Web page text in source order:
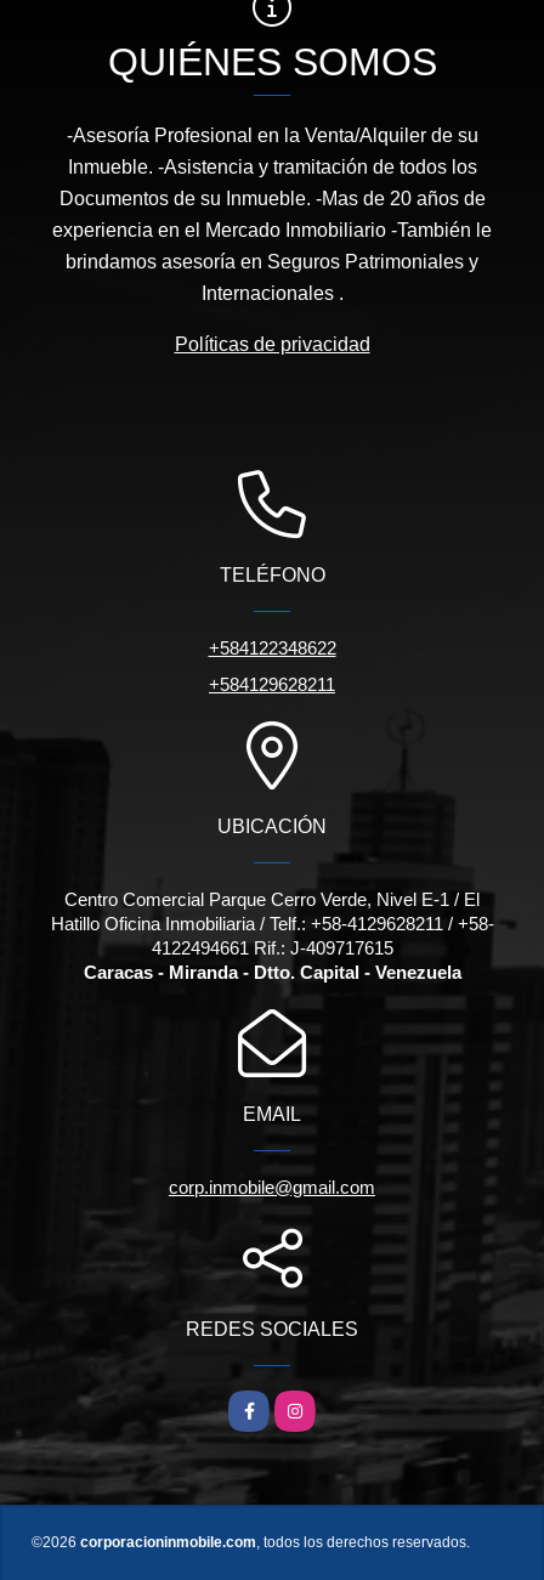
QUIÉNES SOMOS
-Asesoría Profesional en la Venta/Alquiler de su
Inmueble. -Asistencia y tramitación de todos los
Documentos de su Inmueble. -Mas de 20 años de
experiencia en el Mercado Inmobiliario -También le
brindamos asesoría en Seguros Patrimoniales y
Internacionales .
Políticas de privacidad
TELÉFONO
+584122348622
+584129628211
UBICACIÓN
Centro Comercial Parque Cerro Verde, Nivel E-1 / El
Hatillo Oficina Inmobiliaria / Telf.: +58-4129628211 / +58-
4122494661 Rif.: J-409717615
Caracas - Miranda - Dtto. Capital - Venezuela
EMAIL
corp.inmobile@gmail.com
REDES SOCIALES
FacebookInstagram
©2026 corporacioninmobile.com , todos los derechos reservados.